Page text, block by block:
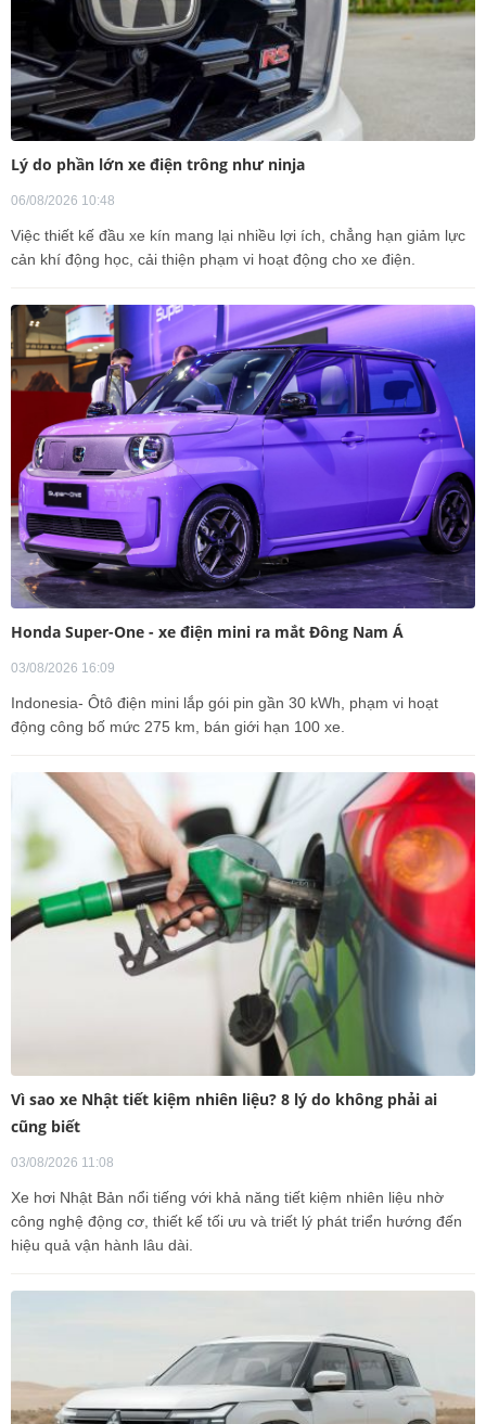
Lý do phần lớn xe điện trông như ninja
06/08/2026 10:48
Việc thiết kế đầu xe kín mang lại nhiều lợi ích, chẳng hạn giảm lực
cản khí động học, cải thiện phạm vi hoạt động cho xe điện.
Honda Super-One - xe điện mini ra mắt Đông Nam Á
03/08/2026 16:09
Indonesia- Ôtô điện mini lắp gói pin gần 30 kWh, phạm vi hoạt
động công bố mức 275 km, bán giới hạn 100 xe.
Vì sao xe Nhật tiết kiệm nhiên liệu? 8 lý do không phải ai
cũng biết
03/08/2026 11:08
Xe hơi Nhật Bản nổi tiếng với khả năng tiết kiệm nhiên liệu nhờ
công nghệ động cơ, thiết kế tối ưu và triết lý phát triển hướng đến
hiệu quả vận hành lâu dài.